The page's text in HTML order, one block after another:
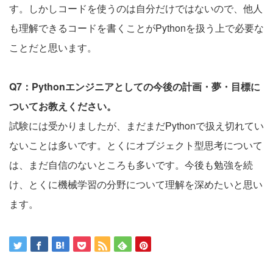
す。しかしコードを使うのは自分だけではないので、他人
も理解できるコードを書くことがPythonを扱う上で必要な
ことだと思います。
Q7：Pythonエンジニアとしての今後の計画・夢・目標に
ついてお教えください。
試験には受かりましたが、まだまだPythonで扱え切れてい
ないことは多いです。とくにオブジェクト型思考について
は、まだ自信のないところも多いです。今後も勉強を続
け、とくに機械学習の分野について理解を深めたいと思い
ます。